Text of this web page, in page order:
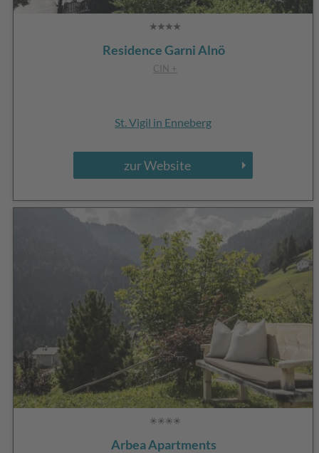
Residence Garni Alnö
CIN +
St. Vigil in Enneberg
zur Website
Arbea Apartments